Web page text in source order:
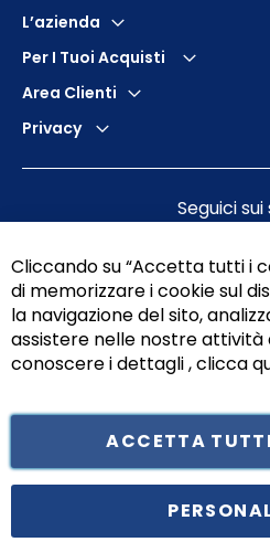
L’azienda
Per I Tuoi Acquisti
Area Clienti
Privacy
Seguici
Principe di Piemonte 199, cap. 80026
Cliccando su “Accetta tutti i
di memorizzare i cookie sul
la navigazione del sito,
assistere nelle nostre attività
conoscere i dettagli , clicca
ACCETTA